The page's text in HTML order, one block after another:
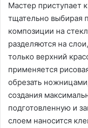
Мастер приступает
тщательно выбирая
композиции на
разделяются на
только верхний
применяется
обрезать
создания
подготовленную и
слоем наносится